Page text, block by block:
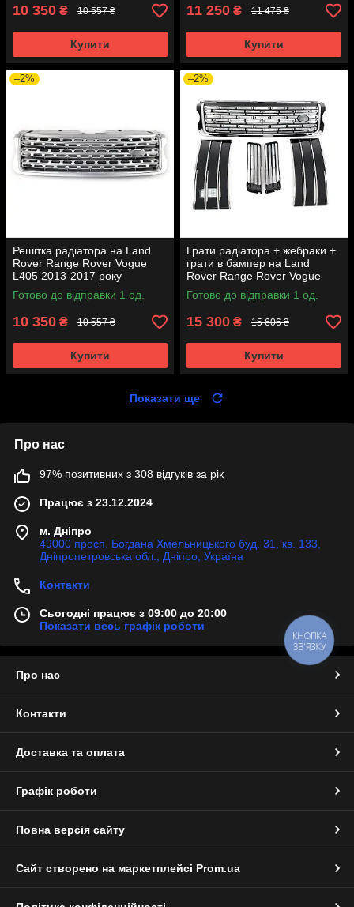
10 350 ₴ 10 557 ₴
Купити
11 250 ₴ 11 475 ₴
Купити
–2%
Решітка радіатора на Land
Rover Range Rover Vogue
L405 2013-2017 року
Готово до відправки 1 од.
10 350 ₴ 10 557 ₴
Купити
–2%
Грати радіатора + жебраки +
грати в бампер на Land
Rover Range Rover Vogue
L405 2013-2017 року
Готово до відправки 1 од.
15 300 ₴ 15 606 ₴
Купити
Показати ще
Про нас
97% позитивних з 308 відгуків за рік
Працює з 23.12.2024
м. Дніпро
49000 просп. Богдана Хмельницького буд. 31, кв. 133,
Дніпропетровська обл., Дніпро, Україна
Контакти
Сьогодні працює з 09:00 до 20:00
Показати весь графік роботи
Про нас
Контакти
Доставка та оплата
Графік роботи
Повна версія сайту
Сайт створено на маркетплейсі Prom.ua
КНОПКА
ЗВ'ЯЗКУ